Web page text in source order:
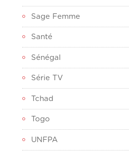
Sage Femme
Santé
Sénégal
Série TV
Tchad
Togo
UNFPA